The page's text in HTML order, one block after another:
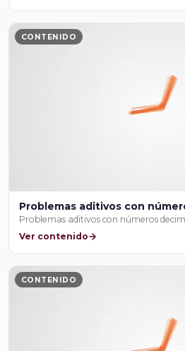
CONTENIDO
Problemas aditivos con
Problemas aditivos con números
Ver contenido
CONTENIDO